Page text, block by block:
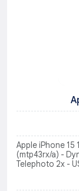
Apple iPhone
(mtp43rx/a) -
Telephoto 2x -